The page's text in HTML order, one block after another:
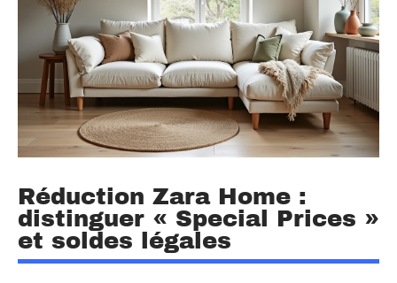
Réduction Zara Home :
distinguer « Special Prices »
et soldes légales